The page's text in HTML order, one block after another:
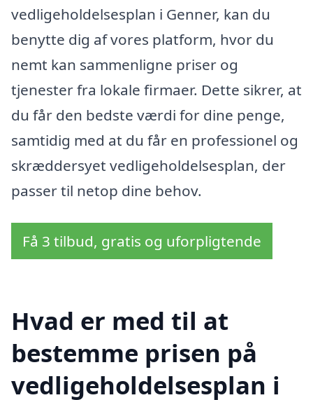
vedligeholdelsesplan i Genner, kan du
benytte dig af vores platform, hvor du
nemt kan sammenligne priser og
tjenester fra lokale firmaer. Dette sikrer, at
du får den bedste værdi for dine penge,
samtidig med at du får en professionel og
skræddersyet vedligeholdelsesplan, der
passer til netop dine behov.
Få 3 tilbud, gratis og uforpligtende
Hvad er med til at
bestemme prisen på
vedligeholdelsesplan i